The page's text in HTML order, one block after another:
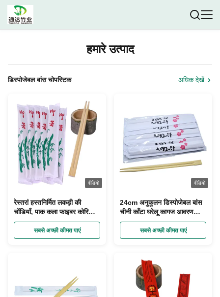
हमारे उत्पाद
डिस्पोजेबल बांस चोपस्टिक अधिक देखें
वीडियो
रेस्तरां हस्तनिर्मित लकड़ी की
चोंडियाँ, पाक कला फाइबर कोरियाई
लकड़ी की चौकी
सबसे अच्छी कीमत पाएं
वीडियो
24cm अनुकूलन डिस्पोजेबल बांस
चीनी काँटा घरेलू कागज आवरण
प्लास्टिक कार्बोनेटेड
सबसे अच्छी कीमत पाएं